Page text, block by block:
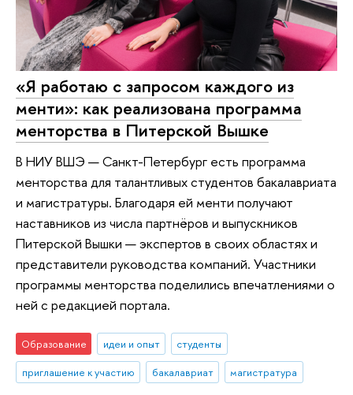
«Я работаю с запросом каждого из
менти»: как реализована программа
менторства в Питерской Вышке
В НИУ ВШЭ — Санкт-Петербург есть программа
менторства для талантливых студентов бакалавриата
и магистратуры. Благодаря ей менти получают
наставников из числа партнёров и выпускников
Питерской Вышки — экспертов в своих областях и
представители руководства компаний. Участники
программы менторства поделились впечатлениями о
ней с редакцией портала.
Образование идеи и опыт
студенты
приглашение к участию
бакалавриат магистратура